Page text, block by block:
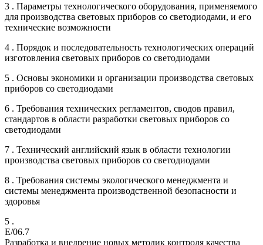
3 . Параметры технологического оборудования, применяемого
для производства световых приборов со светодиодами, и его
технические возможности
4 . Порядок и последовательность технологических операций
изготовления световых приборов со светодиодами
5 . Основы экономики и организации производства световых
приборов со светодиодами
6 . Требования технических регламентов, сводов правил,
стандартов в области разработки световых приборов со
светодиодами
7 . Технический английский язык в области технологии
производства световых приборов со светодиодами
8 . Требования системы экологического менеджмента и
системы менеджмента производственной безопасности и
здоровья
5 .
E/06.7
Разработка и внедрение новых методик контроля качества